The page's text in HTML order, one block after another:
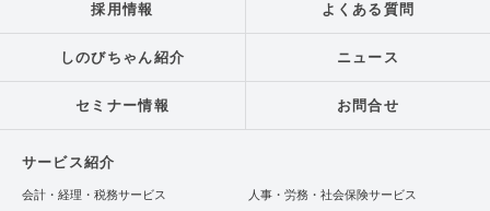
採用情報 よくある質問
しのびちゃん紹介 ニュース
セミナー情報 お問合せ
サービス紹介
会計・経理・税務サービス 人事・労務・社会保険サービス